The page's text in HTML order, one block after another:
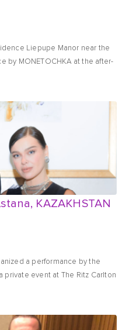
Liepupe Manor near the
by MONETOCHKA at the after-
KAZAKHSTAN
a performance by the
private event at The Ritz Carlton